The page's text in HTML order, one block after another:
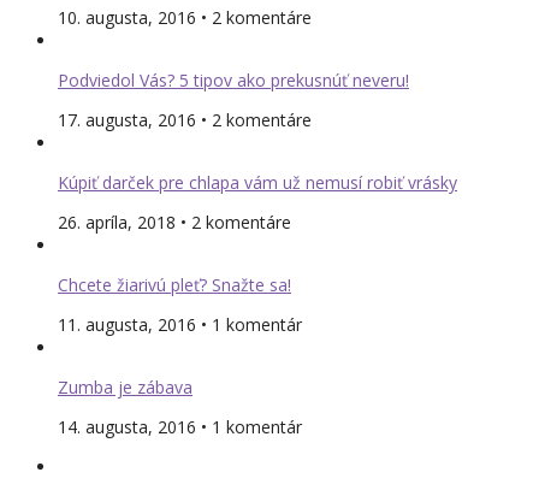
10. augusta, 2016 • 2 komentáre
Podviedol Vás? 5 tipov ako prekusnúť neveru!
17. augusta, 2016 • 2 komentáre
Kúpiť darček pre chlapa vám už nemusí robiť vrásky
26. apríla, 2018 • 2 komentáre
Chcete žiarivú pleť? Snažte sa!
11. augusta, 2016 • 1 komentár
Zumba je zábava
14. augusta, 2016 • 1 komentár